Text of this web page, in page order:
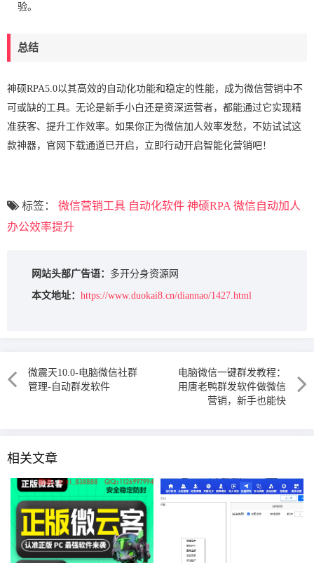
验。
总结
神硕RPA5.0以其高效的自动化功能和稳定的性能，成为微信营销中不
可或缺的工具。无论是新手小白还是资深运营者，都能通过它实现精
准获客、提升工作效率。如果你正为微信加人效率发愁，不妨试试这
款神器，官网下载通道已开启，立即行动开启智能化营销吧！
标签： 微信营销工具 自动化软件 神硕RPA 微信自动加人
办公效率提升
网站头部广告语： 多开分身资源网
本文地址： https://www.duokai8.cn/diannao/1427.html
微震天10.0-电脑微信社群
管理-自动群发软件
电脑微信一键群发教程：
用唐老鸭群发软件做微信
营销，新手也能快
相关文章